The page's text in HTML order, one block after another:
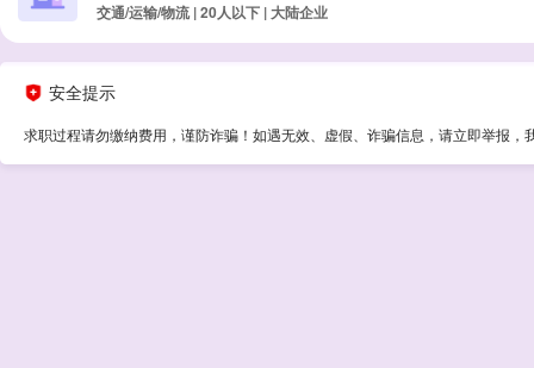
交通/运输/物流 | 20人以下 | 大陆企业
安全提示
求职过程请勿缴纳费用，谨防诈骗！如遇无效、虚假、诈骗信息，请立即举报，